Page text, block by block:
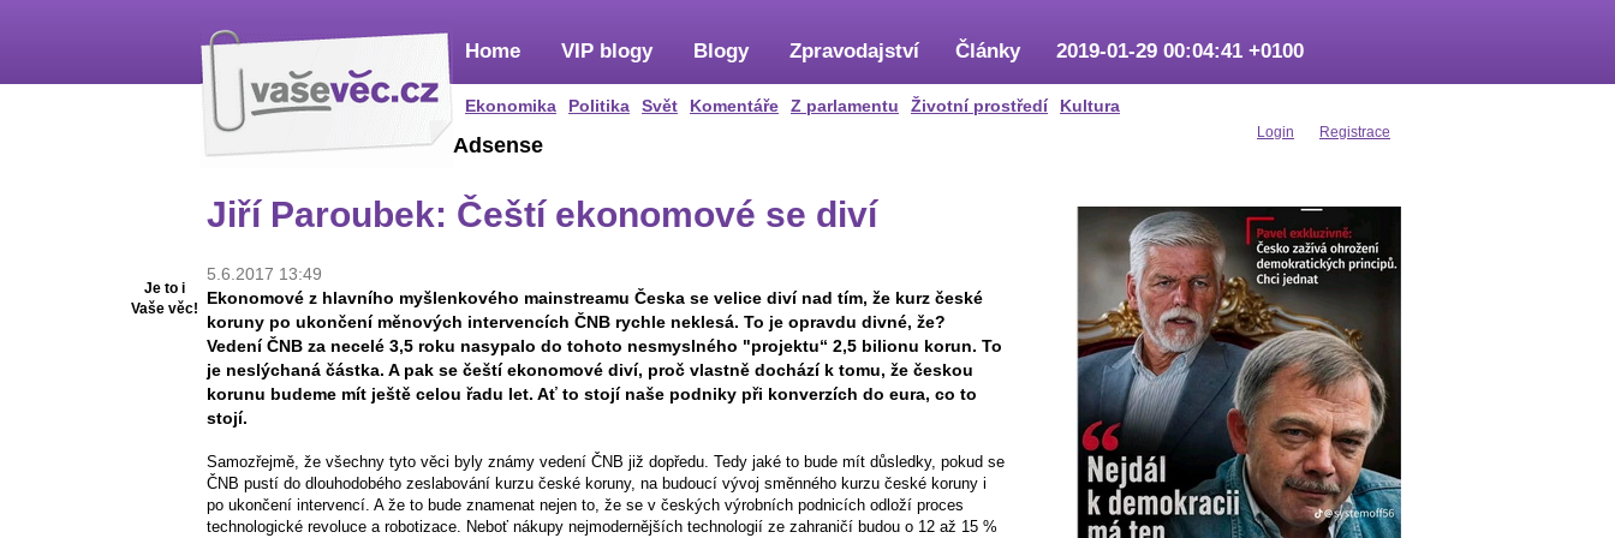
Home
Ekonomika Politika Svět Komentáře Z parlamentu Životní prostředí Kultura
VIP blogy Blogy Zpravodajství Články 2019-01-29 00:04:41 +0100
Login Registrace
Je to i
Vaše věc!
Adsense
Jiří Paroubek: Čeští ekonomové se diví
5.6.2017 13:49
Ekonomové z hlavního myšlenkového mainstreamu Česka se velice diví nad tím, že kurz české
koruny po ukončení měnových intervencích ČNB rychle neklesá. To je opravdu divné, že?
Vedení ČNB za necelé 3,5 roku nasypalo do tohoto nesmyslného "projektu“ 2,5 bilionu korun. To
je neslýchaná částka. A pak se čeští ekonomové diví, proč vlastně dochází k tomu, že českou
korunu budeme mít ještě celou řadu let. Ať to stojí naše podniky při konverzích do eura, co to
stojí.
Samozřejmě, že všechny tyto věci byly známy vedení ČNB již dopředu. Tedy jaké to bude mít důsledky, pokud se
ČNB pustí do dlouhodobého zeslabování kurzu české koruny, na budoucí vývoj směnného kurzu české koruny i
po ukončení intervencí. A že to bude znamenat nejen to, že se v českých výrobních podnicích odloží proces
technologické revoluce a robotizace. Neboť nákupy nejmodernějších technologií ze zahraničí budou o 12 až 15 %